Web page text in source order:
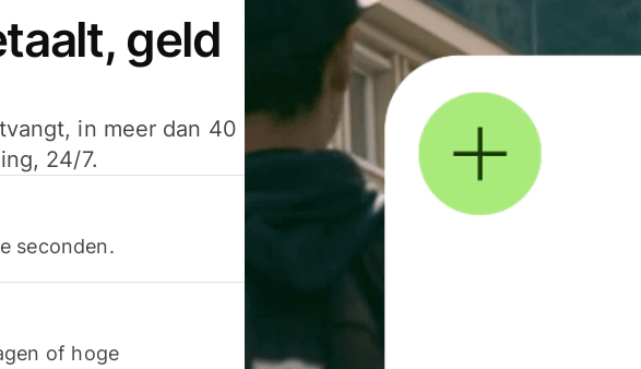
geld
in meer dan 40
24/7.
seconden.
of hoge